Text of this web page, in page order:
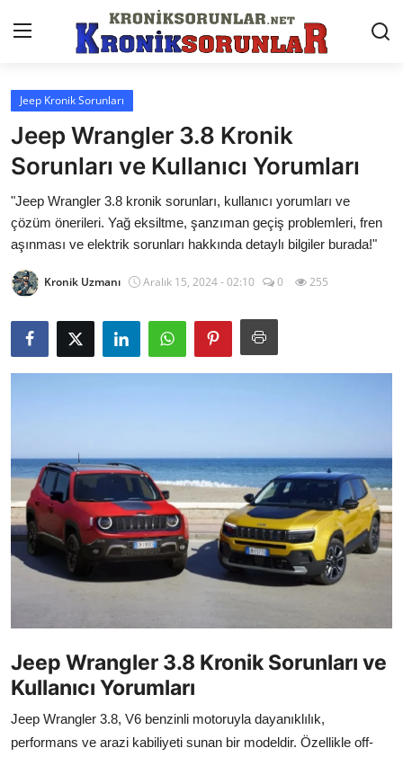
Anasayfa
Markalar
İletişim
Trafik & Cezalar
Sigorta & Kasko
Muayene & Ruhsat
Bakım & Arıza Çözümleri
Elektrikli & Hibrit
Kiralama & Filo
Sürüş & Güvenlik
Lastik & Jant
Yağlar & Sıvılar
Elektrik & Akü
Jeep Kronik Sorunları
Jeep Wrangler 3.8 Kronik
Sorunları ve Kullanıcı Yorumları
"Jeep Wrangler 3.8 kronik sorunları, kullanıcı yorumları ve
çözüm önerileri. Yağ eksiltme, şanzıman geçiş problemleri, fren
aşınması ve elektrik sorunları hakkında detaylı bilgiler burada!"
Kronik Uzmanı Aralık 15, 2024 - 02:10 0 255
Jeep Wrangler 3.8 Kronik Sorunları ve
Kullanıcı Yorumları
Jeep Wrangler 3.8, V6 benzinli motoruyla dayanıklılık,
performans ve arazi kabiliyeti sunan bir modeldir. Özellikle off-